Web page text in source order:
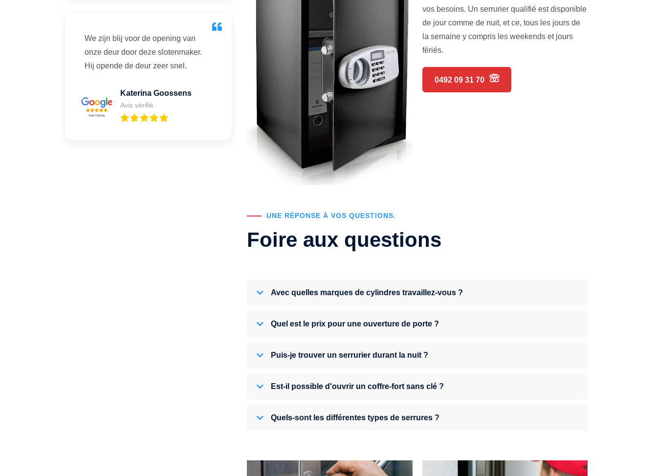
We zijn blij voor de opening van
onze deur door deze slotenmaker.
Hij opende de deur zeer snel.
Katerina Goossens
Avis vérifié
vos besoins. Un serrurier qualifié est disponible
de jour comme de nuit, et ce, tous les jours de
la semaine y compris les weekends et jours
fériés.
0492 09 31 70
UNE RÉPONSE À VOS QUESTIONS.
Foire aux questions
Avec quelles marques de cylindres travaillez-vous ?
Quel est le prix pour une ouverture de porte ?
Puis-je trouver un serrurier durant la nuit ?
Est-il possible d'ouvrir un coffre-fort sans clé ?
Quels-sont les différentes types de serrures ?